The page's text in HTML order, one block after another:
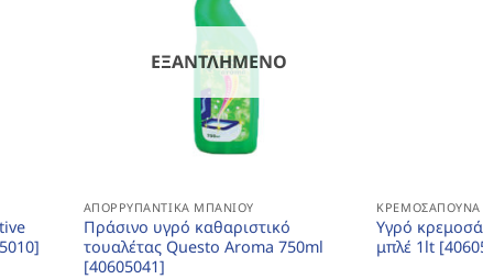
ΕΞΑΝΤΛΗΜΈΝΟ
ΑΠΟΡΡΥΠΑΝΤΙΚΆ ΜΠΆΝΙΟΥ
Πράσινο υγρό καθαριστικό
τουαλέτας Questo Aroma 750ml
[40605041]
ΚΡΕΜΟΣΆΠΟΥΝΑ
Υγρό
μπλέ 1lt